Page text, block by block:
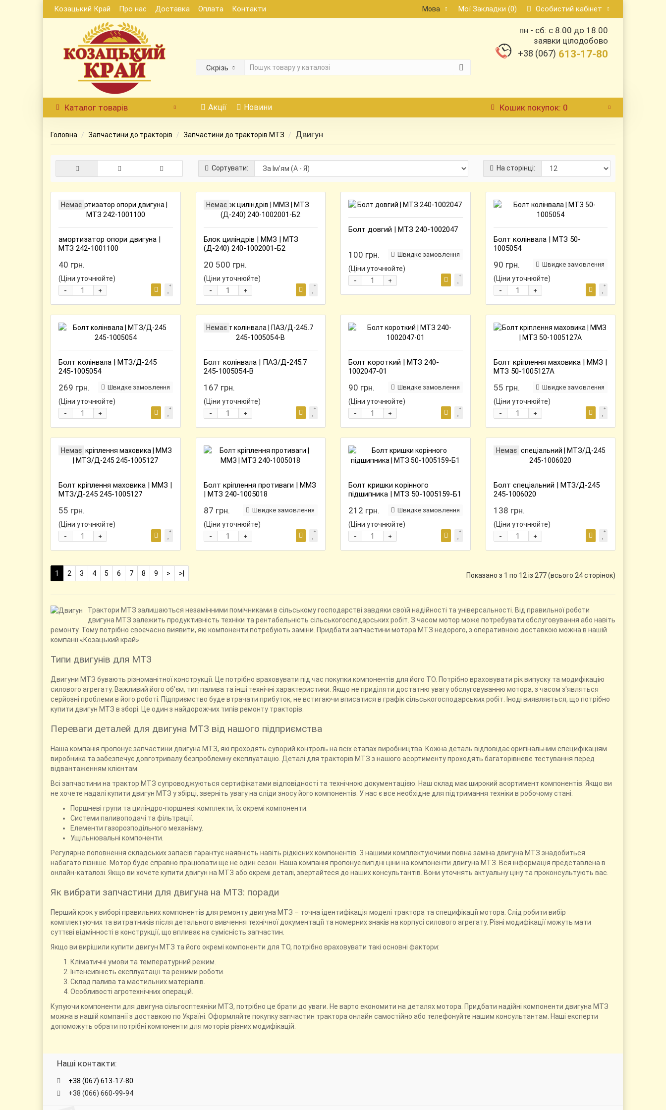
Козацький Край Про нас Доставка Оплата Контакти Мова Мої Закладки (0) Особистий кабінет
Скрізь
пн - сб: с 8.00 до 18.00
заявки цілодобово
+38 (067) 613-17-80
Каталог товарів Акції Новини Кошикпокупок: 0
Головна Запчастини до тракторів Запчастини до тракторів МТЗ Двигун
Сортувати: На сторінці:
Немає
амортизатор опори двигуна |
МТЗ 242-1001100
40 грн.
(Ціни уточнюйте)
+
-
Немає
Блок циліндрів | ММЗ | МТЗ
(Д-240) 240-1002001-Б2
20 500 грн.
(Ціни уточнюйте)
+
-
Болт довгий | МТЗ 240-1002047
100 грн.
(Ціни уточнюйте)
+
-
Швидке замовлення
Болт колінвала | МТЗ 50-
1005054
90 грн.
(Ціни уточнюйте)
+
-
Швидке замовлення
Болт колінвала | МТЗ/Д-245
245-1005054
269 грн.
(Ціни уточнюйте)
+
-
Швидке замовлення
Немає
Болт колінвала | ПАЗ/Д-245.7
245-1005054-В
167 грн.
(Ціни уточнюйте)
+
-
Болт короткий | МТЗ 240-
1002047-01
90 грн.
(Ціни уточнюйте)
+
-
Швидке замовлення
Болт кріплення маховика | ММЗ |
МТЗ 50-1005127А
55 грн.
(Ціни уточнюйте)
+
-
Швидке замовлення
Немає
Болт кріплення маховика | ММЗ |
МТЗ/Д-245 245-1005127
55 грн.
(Ціни уточнюйте)
+
-
Болт кріплення противаги | ММЗ
| МТЗ 240-1005018
87 грн.
(Ціни уточнюйте)
+
-
Швидке замовлення
Болт кришки корінного
підшипника | МТЗ 50-1005159-Б1
212 грн.
(Ціни уточнюйте)
+
-
Швидке замовлення
Немає
Болт спеціальний | МТЗ/Д-245
245-1006020
138 грн.
(Ціни уточнюйте)
+
-
1 2 3 4 5 6 7 8 9 > >| Показано з 1 по 12 із 277 (всього 24 сторінок)
Трактори МТЗ залишаються незамінними помічниками в сільському господарстві завдяки своїй надійності та універсальності. Від правильної роботи
двигуна МТЗ залежить продуктивність техніки та рентабельність сільськогосподарських робіт. З часом мотор може потребувати обслуговування або навіть
ремонту. Тому потрібно своєчасно виявити, які компоненти потребують заміни. Придбати запчастини мотора МТЗ недорого, з оперативною доставкою можна в нашій
компанії «Козацький край».
Типи двигунів для МТЗ
Двигуни МТЗ бувають різноманітної конструкції. Це потрібно враховувати під час покупки компонентів для його ТО. Потрібно враховувати рік випуску та модифікацію
силового агрегату. Важливий його об'єм, тип палива та інші технічні характеристики. Якщо не приділяти достатню увагу обслуговуванню мотора, з часом з'являться
серйозні проблеми в його роботі. Підприємство буде втрачати прибуток, не встигаючи вписатися в графік сільськогосподарських робіт. Іноді виявляється, що потрібно
купити двигун МТЗ в зборі. Це один з найдорожчих типів ремонту тракторів.
Переваги деталей для двигуна МТЗ від нашого підприємства
Наша компанія пропонує запчастини двигуна МТЗ, які проходять суворий контроль на всіх етапах виробництва. Кожна деталь відповідає оригінальним специфікаціям
виробника та забезпечує довготривалу безпроблемну експлуатацію. Деталі для тракторів МТЗ з нашого асортименту проходять багаторівневе тестування перед
відвантаженням клієнтам.
Всі запчастини на трактор МТЗ супроводжуються сертифікатами відповідності та технічною документацією. Наш склад має широкий асортимент компонентів. Якщо ви
не хочете надалі купити двигун МТЗ у збірці, зверніть увагу на сліди зносу його компонентів. У нас є все необхідне для підтримання техніки в робочому стані:
Поршневі групи та циліндро-поршневі комплекти, їх окремі компоненти.
Системи паливоподачі та фільтрації.
Елементи газорозподільного механізму.
Ущільнювальні компоненти.
Регулярне поповнення складських запасів гарантує наявність навіть рідкісних компонентів. З нашими комплектуючими повна заміна двигуна МТЗ знадобиться
набагато пізніше. Мотор буде справно працювати ще не один сезон. Наша компанія пропонує вигідні ціни на компоненти двигуна МТЗ. Вся інформація представлена в
онлайн-каталозі. Якщо ви хочете купити двигун на МТЗ або окремі деталі, звертайтеся до наших консультантів. Вони уточнять актуальну ціну та проконсультують вас.
Як вибрати запчастини для двигуна на МТЗ: поради
Перший крок у виборі правильних компонентів для ремонту двигуна МТЗ – точна ідентифікація моделі трактора та специфікації мотора. Слід робити вибір
комплектуючих та витратників після детального вивчення технічної документації та номерних знаків на корпусі силового агрегату. Різні модифікації можуть мати
суттєві відмінності в конструкції, що впливає на сумісність запчастин.
Якщо ви вирішили купити двигун МТЗ та його окремі компоненти для ТО, потрібно враховувати такі основні фактори:
Кліматичні умови та температурний режим.
Інтенсивність експлуатації та режими роботи.
Склад палива та мастильних матеріалів.
Особливості агротехнічних операцій.
Купуючи компоненти для двигуна сільгосптехніки МТЗ, потрібно це брати до уваги. Не варто економити на деталях мотора. Придбати надійні компоненти двигуна МТЗ
можна в нашій компанії з доставкою по Україні. Оформляйте покупку запчастин трактора онлайн самостійно або телефонуйте нашим консультантам. Наші експерти
допоможуть обрати потрібні компоненти для моторів різних модифікацій.
Наші контакти:
+38 (067) 613-17-80
+38 (066) 660-99-94